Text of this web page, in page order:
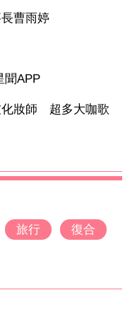
曹雨婷
聞APP
化妝師 超多大咖歌
旅行 復合